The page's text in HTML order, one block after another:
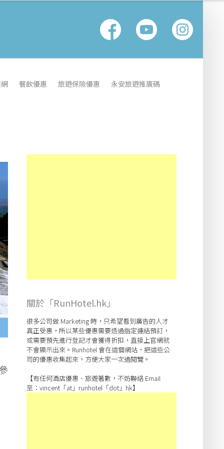
餐飲優惠 旅遊保險優惠 永安旅遊推廣碼
關於「RunHotel.hk」
很多公司做 Marketing 時，只希望看到廣告的人才
真正受惠，所以某些優惠需要透過指定連結預訂，
或需要預先進行登記才會獲得折扣，直接上官網就
不會顯示出來。Runhotel 會在這個網站，把這些公
司的優惠收集起來，方便大家一次過閱覽。
【有任何酒店優惠、旅遊著數，不妨聯絡 Email
至：vincent「at」runhotel「dot」hk】